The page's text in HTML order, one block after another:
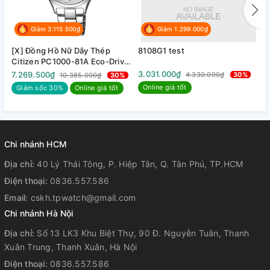
Giảm 3.115.500₫
[X] Đồng Hồ Nữ Dây Thép
Citizen PC1000-81A Eco-Drive
| Kính Sapphire | Năng lượng
ánh sáng
7.269.500₫ 10.385.000₫
30%
Giảm sốc 30%
Online giá tốt
Giảm 1.299.000₫
8108G1 test
3.031.000₫ 4.330.000₫
30%
Online giá tốt
Chi nhánh HCM
Địa chỉ: 40 Lý Thái Tông, P. Hiệp Tân, Q. Tân Phú, TP.HCM
Điện thoại: 0836.557.586
Email: cskh.tpwatch@gmail.com
Chi nhánh Hà Nội
Địa chỉ: Số 13 LK3 Khu Biệt Thự, 90 Đ. Nguyễn Tuân, Thanh
Xuân Trung, Thanh Xuân, Hà Nội
Điện thoại: 0836.557.586